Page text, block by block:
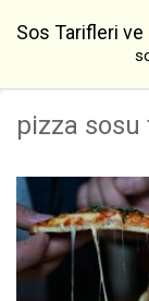
Sos Tarifleri ve
pizza